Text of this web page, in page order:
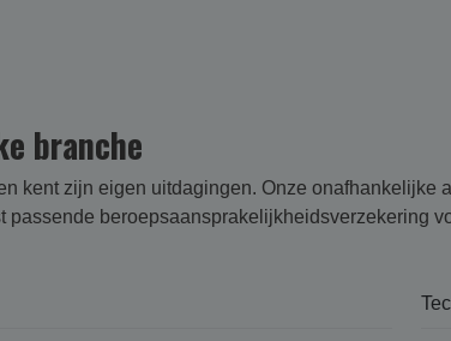
branche
kent zijn eigen uitdagingen. Onze
passende beroepsaansprakelijk­heids­verzekering